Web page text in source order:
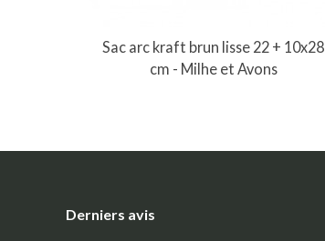
Sac arc kraft brun lisse 22 + 10x28
cm - Milhe et Avons
Derniers avis